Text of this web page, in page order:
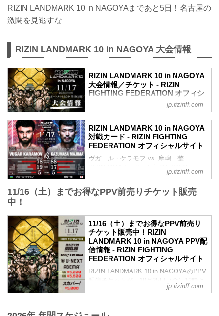
RIZIN LANDMARK 10 in NAGOYAまであと5日！名古屋の
激闘を見逃すな！
RIZIN LANDMARK 10 in NAGOYA 大会情報
RIZIN LANDMARK 10 in NAGOYA
大会情報／チケット - RIZIN
FIGHTING FEDERATION オフィシ
- YouTube
youtu.be
RIZIN LANDMARK 10 in NAGOYA 大会概
開催日時
2024年11月17日（日）11:00開場 / 13:00
開始
終了予定時間
20:00〜21:00頃
予定時間が前後することがありますので
ご了承ください。
会場
ポートメッセなごや 第1展示館
あおなみ線「金城ふ頭駅」から徒歩約3分
第1展示館 – 公式 | ポートメッセなごや |
名古屋市国際展示場
jp.rizinff.com
RIZIN LANDMARK 10 in NAGOYA
対戦カード - RIZIN FIGHTING
FEDERATION オフィシャルサイト
ヴガール・ケラモフ vs. 摩嶋一整
RIZIN MMAルール：5分 3R（66.0kg）
ヴガール・ケラモフ vs. 摩嶋一整
ヴガール・ケラモフ
総合力 | 打撃力 | 爆発力 | アグレッシブ
グラップリング | グランドコントロール |
極め | テイクダウン技術
見所解説
RIZINフェザー級の一戦。両者共に
RIZIN8戦目となり、共にトップポジショ
ンを得意とする。今年3戦目を迎える摩嶋
は自身の強みを最大限に鍛え、更に磨い
ており、展開としては最強のワンパター
jp.rizinff.com
11/16（土）までお得なPPV前売りチケット販売
中！
11/16（土）までお得なPPV前売り
チケット販売中！RIZIN
LANDMARK 10 in NAGOYA PPV配
信情報 - RIZIN FIGHTING
FEDERATION オフィシャルサイト
RIZIN LANDMARK 10 in NAGOYAのPPV
配信チケットが、10月25日（金）12時よ
りRIZIN 100 CLUB、ABEMA、U-
jp.rizinff.com